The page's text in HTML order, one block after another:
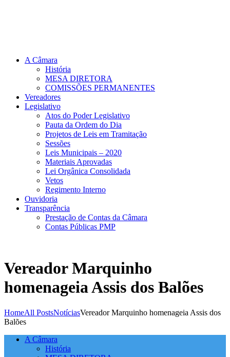
A Câmara
História
MESA DIRETORA
COMISSÕES PERMANENTES
Vereadores
Legislativo
Atos do Poder Legislativo
Pauta da Ordem do Dia
Projetos de Leis em Tramitação
Sessões
Leis Municipais – 2020
Materiais Aprovadas
Lei Orgânica Consolidada
Vetos
Regimento Interno
Ouvidoria
Transparência
Prestação de Contas da Câmara
Contas Públicas PMP
Vereador Marquinho
homenageia Assis dos Balões
HomeAll PostsNotíciasVereador Marquinho homenageia Assis dos
Balões
A Câmara
História